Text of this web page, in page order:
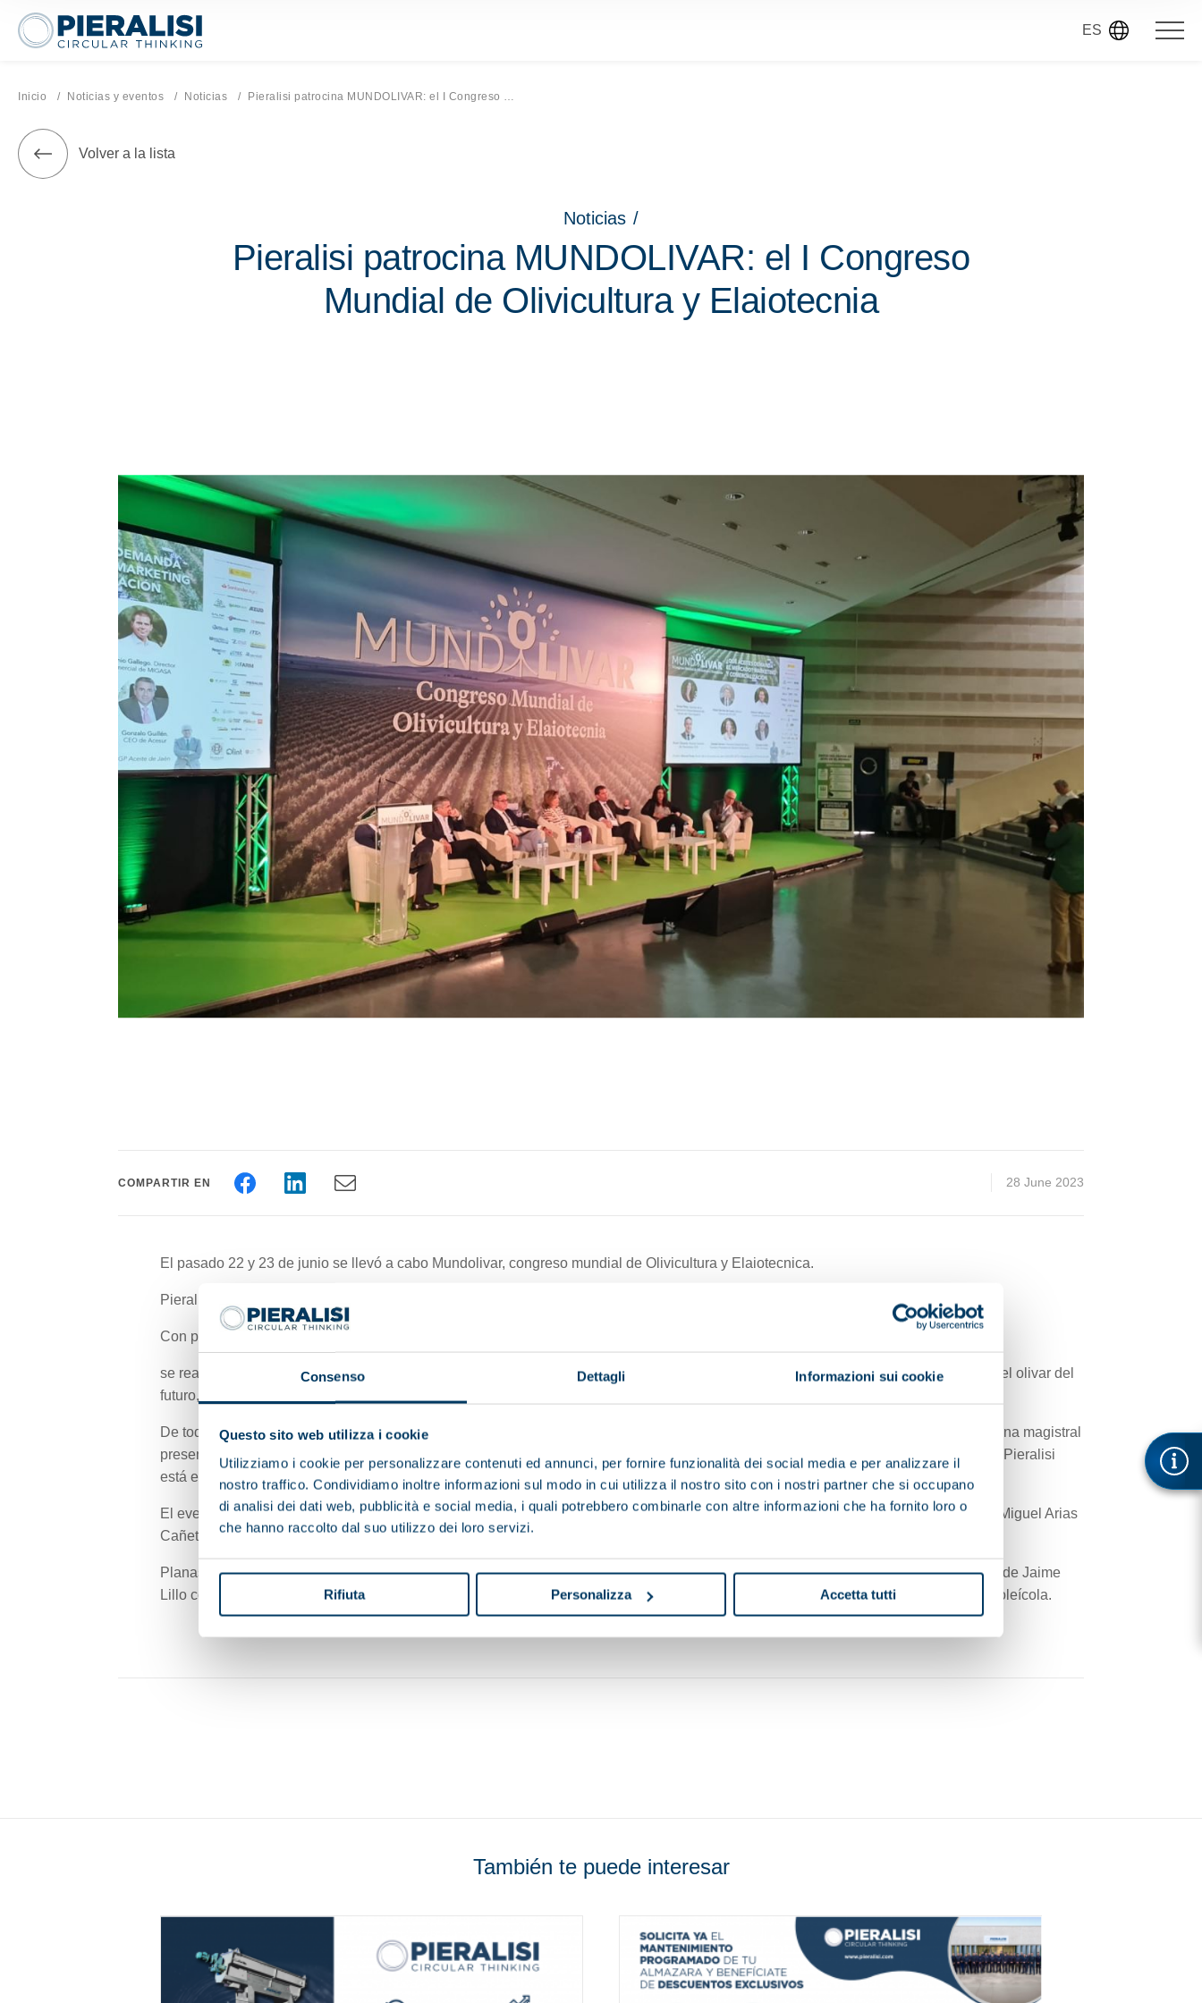
Consenso Dettagli Informazioni sui cookie
Questo sito web utilizza i cookie
Utilizziamo i cookie per personalizzare contenuti ed annunci, per fornire funzionalità dei social media e per analizzare il
nostro traffico. Condividiamo inoltre informazioni sul modo in cui utilizza il nostro sito con i nostri partner che si occupano
di analisi dei dati web, pubblicità e social media, i quali potrebbero combinarle con altre informazioni che ha fornito loro o
che hanno raccolto dal suo utilizzo dei loro servizi.
Rifiuta Personalizza Accetta tutti
Pieralisi Maip Spa ES
Inicio Noticias y eventos Noticias Página actual:
Pieralisi patrocina MUNDOLIVAR: el I Congreso Mundial de Olivicultura y Elaiotecnia
Volver a la lista
Noticias /
Pieralisi patrocina MUNDOLIVAR: el I Congreso
Mundial de Olivicultura y Elaiotecnia
COMPARTIR EN 28 June 2023
El pasado 22 y 23 de junio se llevó a cabo Mundolivar, congreso mundial de Olivicultura y Elaiotecnica.
Pieralisi estuvo presente como Patrocinador del evento, y siempre apoyando a la transmisión de conocimiento en el sector.
Con ponentes de referencia mundial en el sector, Pieralisi estuvo presente a lo largo de las dos jornadas en las que
se realizaron exposiciones bajo ocho ejes temáticos -el aceite de oliva en el mundo, el Pacto Verde Europeo, la revolución genética, el olivar del
futuro, el arte de elaborar un gran AOVE, Almazara 5.0, los polifenoles como parámetro de calidad y Marketing y comercialización.
De todas las mesas destacó la última, “Polifenoles. La llave para impulsar el valor del AOVE” en la que el doctor López Segura hizo una magistral
presentación del efecto beneficioso para la salud de la ingesta de los polifenoles naturalmente presentes en el AOVE. La maquinaria Pieralisi
está especialmente diseñada para maximizar el contenido final de polifenoles en el aceite.
El evento contó con la presencia destacada del actual ministro de Agricultura Luis Planas y del que fuera titular del mismo ministerio Miguel Arias
Cañete.
Planas aprovechó su intervención para instar al sector español a que ejerza su liderazgo mundial y para comunicar el nombramiento de Jaime
Lillo como presidente del COI. Es la primera vez que un español preside el organismo intergubernamental de referencia en el sector oleícola.
También te puede interesar